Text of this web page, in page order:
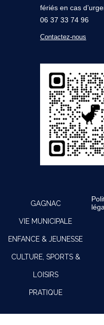
fériés en cas
06 37 33 74 96
Contactez-nous
GAGNAC
VIE MUNICIPALE
ENFANCE & JEUNESSE
CULTURE, SPORTS &
LOISIRS
PRATIQUE